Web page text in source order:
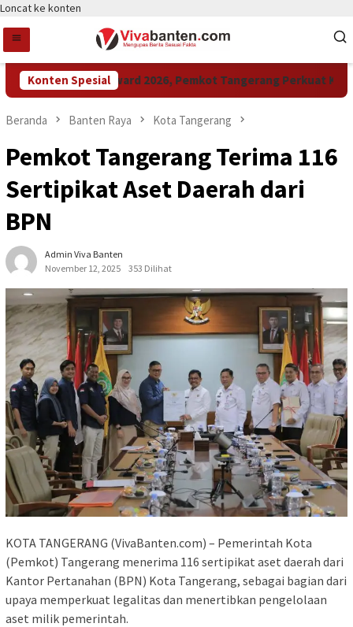
Loncat ke konten
Konten Spesial
Raih LPM Award 2026, Pemkot Tangerang Perkuat
Beranda Banten Raya Kota Tangerang
Pemkot Tangerang Terima 116
Sertipikat Aset Daerah dari
BPN
Admin Viva Banten
November 12, 2025
353 Dilihat
KOTA TANGERANG (VivaBanten.com) – Pemerintah Kota
(Pemkot) Tangerang menerima 116 sertipikat aset daerah dari
Kantor Pertanahan (BPN) Kota Tangerang, sebagai bagian dari
upaya memperkuat legalitas dan menertibkan pengelolaan
aset milik pemerintah.